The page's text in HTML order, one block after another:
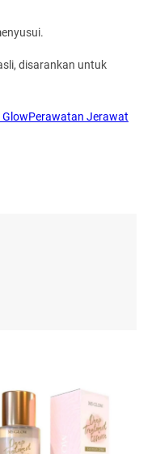
disarankan untuk
GlowPerawatan Jerawat